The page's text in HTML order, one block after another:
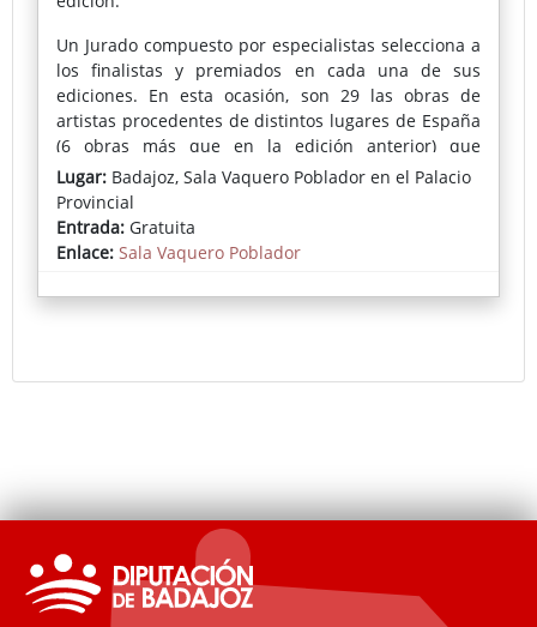
Un Jurado compuesto por especialistas selecciona a
los finalistas y premiados en cada una de sus
ediciones. En esta ocasión, son 29 las obras de
artistas procedentes de distintos lugares de España
(6 obras más que en la edición anterior) que
podremos conocer desde hoy y hasta el 11 de
marzo, constatando una vez más la vitalidad de esta
convocatoria.
En esta edición han sido premiados Alejandro Galán
Vázquez (primer premio), Rafael Cervantes (segundo
Lugar: Badajoz, Sala Vaquero Poblador en el Palacio
Provincial
Entrada: Gratuita
Enlace: Sala Vaquero Poblador